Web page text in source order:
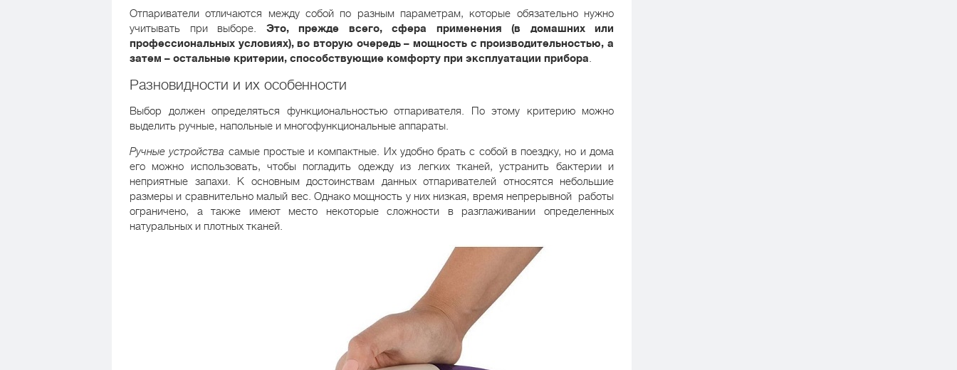
Отпариватели отличаются между собой по разным параметрам, которые обязательно нужно
учитывать при выборе. Это, прежде всего, сфера применения (в домашних или
профессиональных условиях), во вторую очередь – мощность с производительностью, а
затем – остальные критерии, способствующие комфорту при эксплуатации прибора
Разновидности и их особенности
Выбор должен определяться функциональностью отпаривателя. По этому критерию можно
выделить ручные, напольные и многофункциональные аппараты.
Ручные устройства самые простые и компактные. Их удобно брать с собой в поездку, но и дома
его можно использовать, чтобы погладить одежду из легких тканей, устранить бактерии и
неприятные запахи. К основным достоинствам данных отпаривателей относятся небольшие
размеры и сравнительно малый вес. Однако мощность у них низкая, время непрерывной работы
ограничено, а также имеют место некоторые сложности в разглаживании определенных
натуральных и плотных тканей.